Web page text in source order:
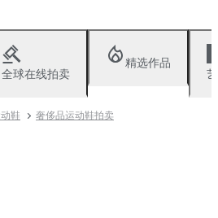
全球在线拍卖
精选作品
鞋 奢侈品运动鞋拍卖